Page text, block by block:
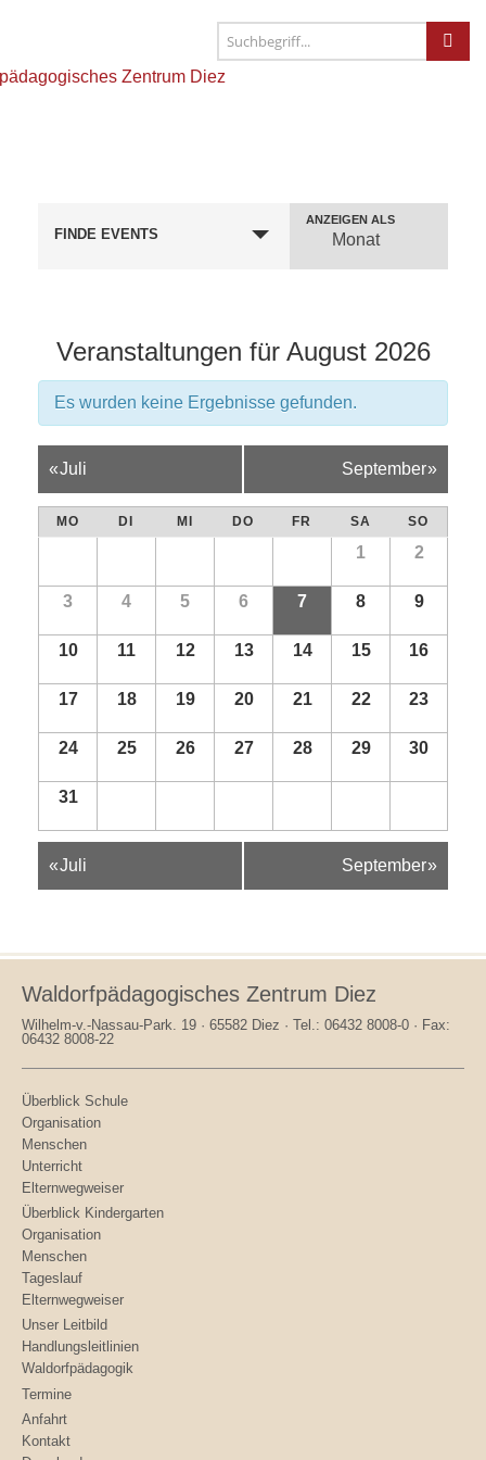
FINDE EVENTS
Verstaltungsansicht
Navigation
ANZEIGEN ALS
Monat
Veranstaltungen für August 2026
Es wurden keine Ergebnisse gefunden.
Kalender
«Juli September»
MO DI MI DO FR SA SO
1 2
3 4 5 6 7 8 9
10 11 12 13 14 15 16
17 18 19 20 21 22 23
24 25 26 27 28 29 30
31
Kalender
«Juli September»
Waldorfpädagogisches Zentrum Diez
Wilhelm-v.-Nassau-Park. 19 · 65582 Diez · Tel.: 06432 8008-0 · Fax:
06432 8008-22
Überblick Schule
Organisation
Menschen
Unterricht
Elternwegweiser
Überblick Kindergarten
Organisation
Menschen
Tageslauf
Elternwegweiser
Unser Leitbild
Handlungsleitlinien
Waldorfpädagogik
Termine
Anfahrt
Kontakt